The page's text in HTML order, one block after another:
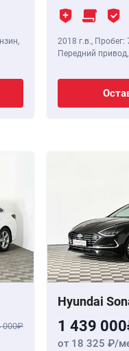
2018 г.в., Пробег:
Передний
000
Hyundai
1 439 000
от 18 325 /